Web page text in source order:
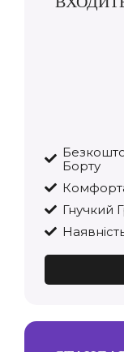
Борту
Гнучкий